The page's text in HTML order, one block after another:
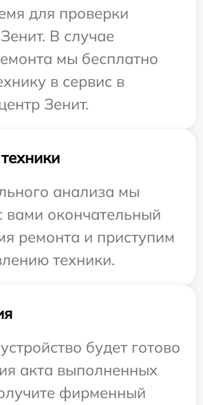
для проверки
В случае
мы бесплатно
в сервис в
Зенит.
анализа мы
вами окончательный
ремонта и приступим
техники.
будет готово
акта выполненных
фирменный